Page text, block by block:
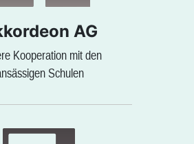
AG
Kooperation mit den
Schulen